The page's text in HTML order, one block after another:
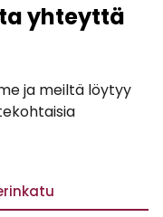
yhteyttä
ja meiltä löytyy